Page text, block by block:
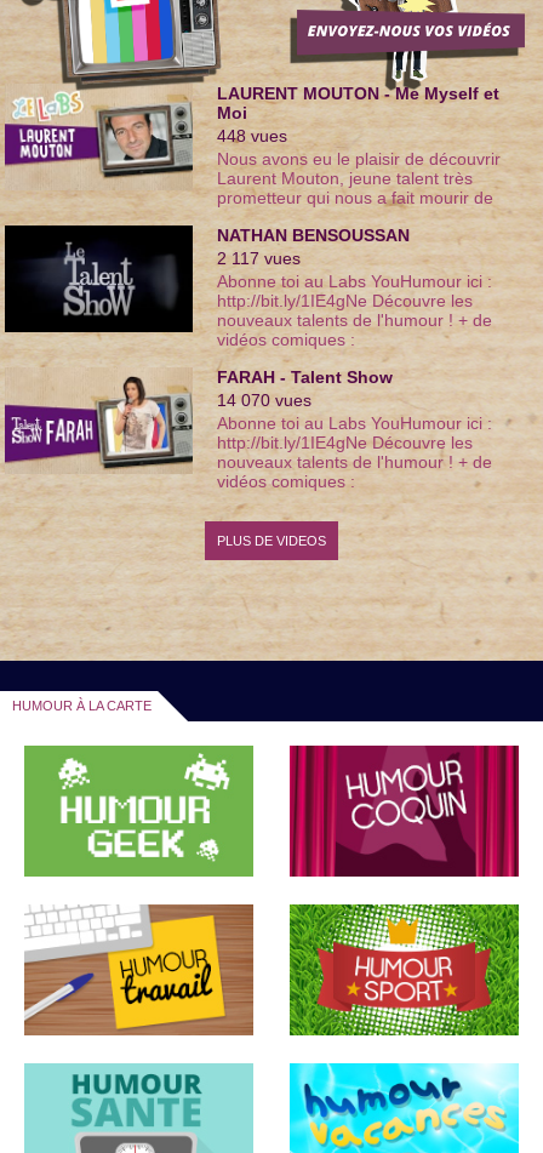
femmes, comiques français, duos
comiques… De l'humour noir à l'humour
sur le couple, des humoristes d'Ondar à
ceux de Vtep et du Jamel Comedy Club,
tous les nouveaux talents de l'humour
sont sur You Humour. | Encore plus de
vidéos http://www.youhumour.com
LAURENT MOUTON - Me Myself et
Moi
448vues
Nous avons eu le plaisir de découvrir
Laurent Mouton, jeune talent très
prometteur qui nous a fait mourir de
rire ! N'hésitez pas à le soutenir avec
plein de commentaires !!
NATHAN BENSOUSSAN
2 117 vues
Abonne toi au Labs YouHumour ici :
http://bit.ly/1IE4gNe Découvre les
nouveaux talents de l'humour ! + de
vidéos comiques :
http://www.youhumour.com
FARAH - Talent Show
14 070vues
Abonne toi au Labs YouHumour ici :
http://bit.ly/1IE4gNe Découvre les
nouveaux talents de l'humour ! + de
vidéos comiques :
http://www.youhumour.com
PLUS DE VIDEOS
HUMOUR À LA CARTE